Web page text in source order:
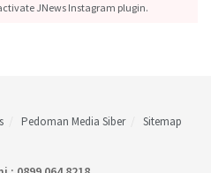
JNews Instagram plugin.
Pedoman Media Siber Sitemap